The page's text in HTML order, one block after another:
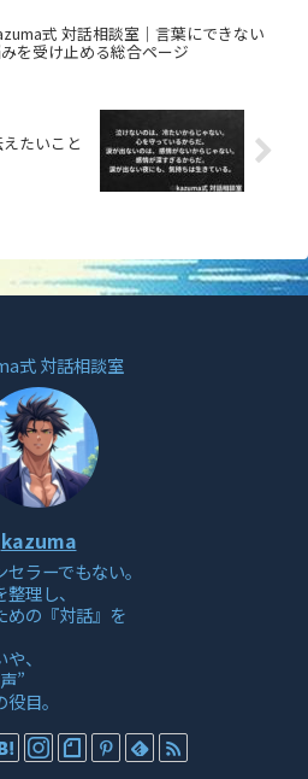
式 対話相談室｜言葉にできない
を受け止める総合ページ
たいこと
式 対話相談室
kazuma
ラーでもない。
理し、
めの『対話』を
、
”
目。